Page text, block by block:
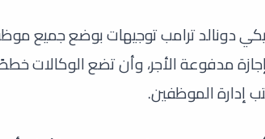
دونالد ترامب توجيهات بوضع جميع
مدفوعة الأجر، وأن تضع الوكالات
إدارة الموظفين.